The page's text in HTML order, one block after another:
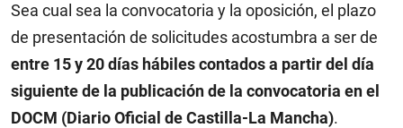
Sea cual sea la convocatoria y la oposición, el plazo
de presentación de solicitudes acostumbra a ser de
entre 15 y 20 días hábiles contados a partir del día
siguiente de la publicación de la convocatoria en el
DOCM (Diario Oficial de Castilla-La Mancha).